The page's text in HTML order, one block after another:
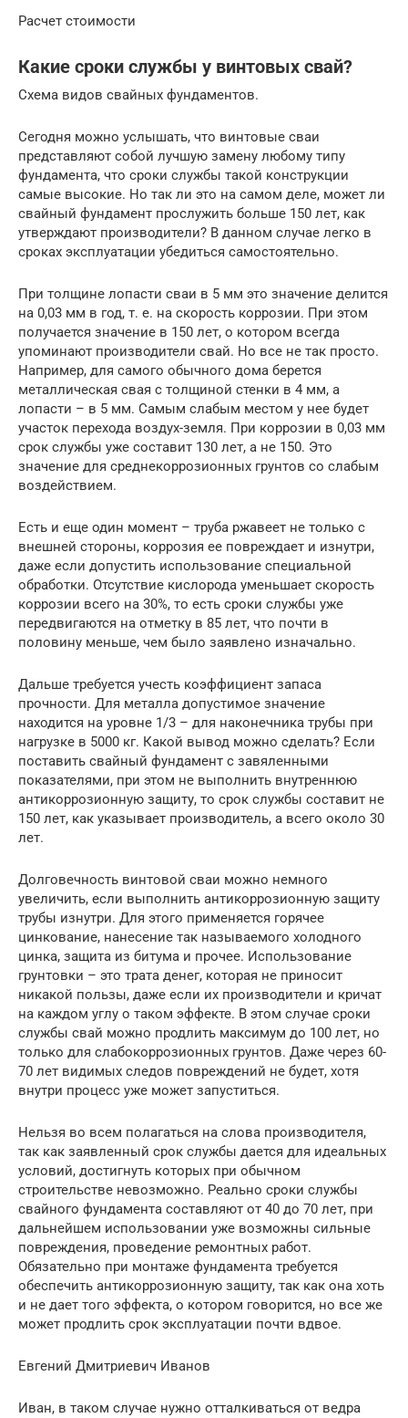
Расчет стоимости
Какие сроки службы у винтовых свай?
Схема видов свайных фундаментов.
Сегодня можно услышать, что винтовые сваи
представляют собой лучшую замену любому типу
фундамента, что сроки службы такой конструкции
самые высокие. Но так ли это на самом деле, может ли
свайный фундамент прослужить больше 150 лет, как
утверждают производители? В данном случае легко в
сроках эксплуатации убедиться самостоятельно.
При толщине лопасти сваи в 5 мм это значение делится
на 0,03 мм в год, т. е. на скорость коррозии. При этом
получается значение в 150 лет, о котором всегда
упоминают производители свай. Но все не так просто.
Например, для самого обычного дома берется
металлическая свая с толщиной стенки в 4 мм, а
лопасти – в 5 мм. Самым слабым местом у нее будет
участок перехода воздух-земля. При коррозии в 0,03 мм
срок службы уже составит 130 лет, а не 150. Это
значение для среднекоррозионных грунтов со слабым
воздействием.
Есть и еще один момент – труба ржавеет не только с
внешней стороны, коррозия ее повреждает и изнутри,
даже если допустить использование специальной
обработки. Отсутствие кислорода уменьшает скорость
коррозии всего на 30%, то есть сроки службы уже
передвигаются на отметку в 85 лет, что почти в
половину меньше, чем было заявлено изначально.
Дальше требуется учесть коэффициент запаса
прочности. Для металла допустимое значение
находится на уровне 1/3 – для наконечника трубы при
нагрузке в 5000 кг. Какой вывод можно сделать? Если
поставить свайный фундамент с завяленными
показателями, при этом не выполнить внутреннюю
антикоррозионную защиту, то срок службы составит не
150 лет, как указывает производитель, а всего около 30
лет.
Долговечность винтовой сваи можно немного
увеличить, если выполнить антикоррозионную защиту
трубы изнутри. Для этого применяется горячее
цинкование, нанесение так называемого холодного
цинка, защита из битума и прочее. Использование
грунтовки – это трата денег, которая не приносит
никакой пользы, даже если их производители и кричат
на каждом углу о таком эффекте. В этом случае сроки
службы свай можно продлить максимум до 100 лет, но
только для слабокоррозионных грунтов. Даже через 60-
70 лет видимых следов повреждений не будет, хотя
внутри процесс уже может запуститься.
Нельзя во всем полагаться на слова производителя,
так как заявленный срок службы дается для идеальных
условий, достигнуть которых при обычном
строительстве невозможно. Реально сроки службы
свайного фундамента составляют от 40 до 70 лет, при
дальнейшем использовании уже возможны сильные
повреждения, проведение ремонтных работ.
Обязательно при монтаже фундамента требуется
обеспечить антикоррозионную защиту, так как она хоть
и не дает того эффекта, о котором говорится, но все же
может продлить срок эксплуатации почти вдвое.
Евгений Дмитриевич Иванов
Иван, в таком случае нужно отталкиваться от ведра